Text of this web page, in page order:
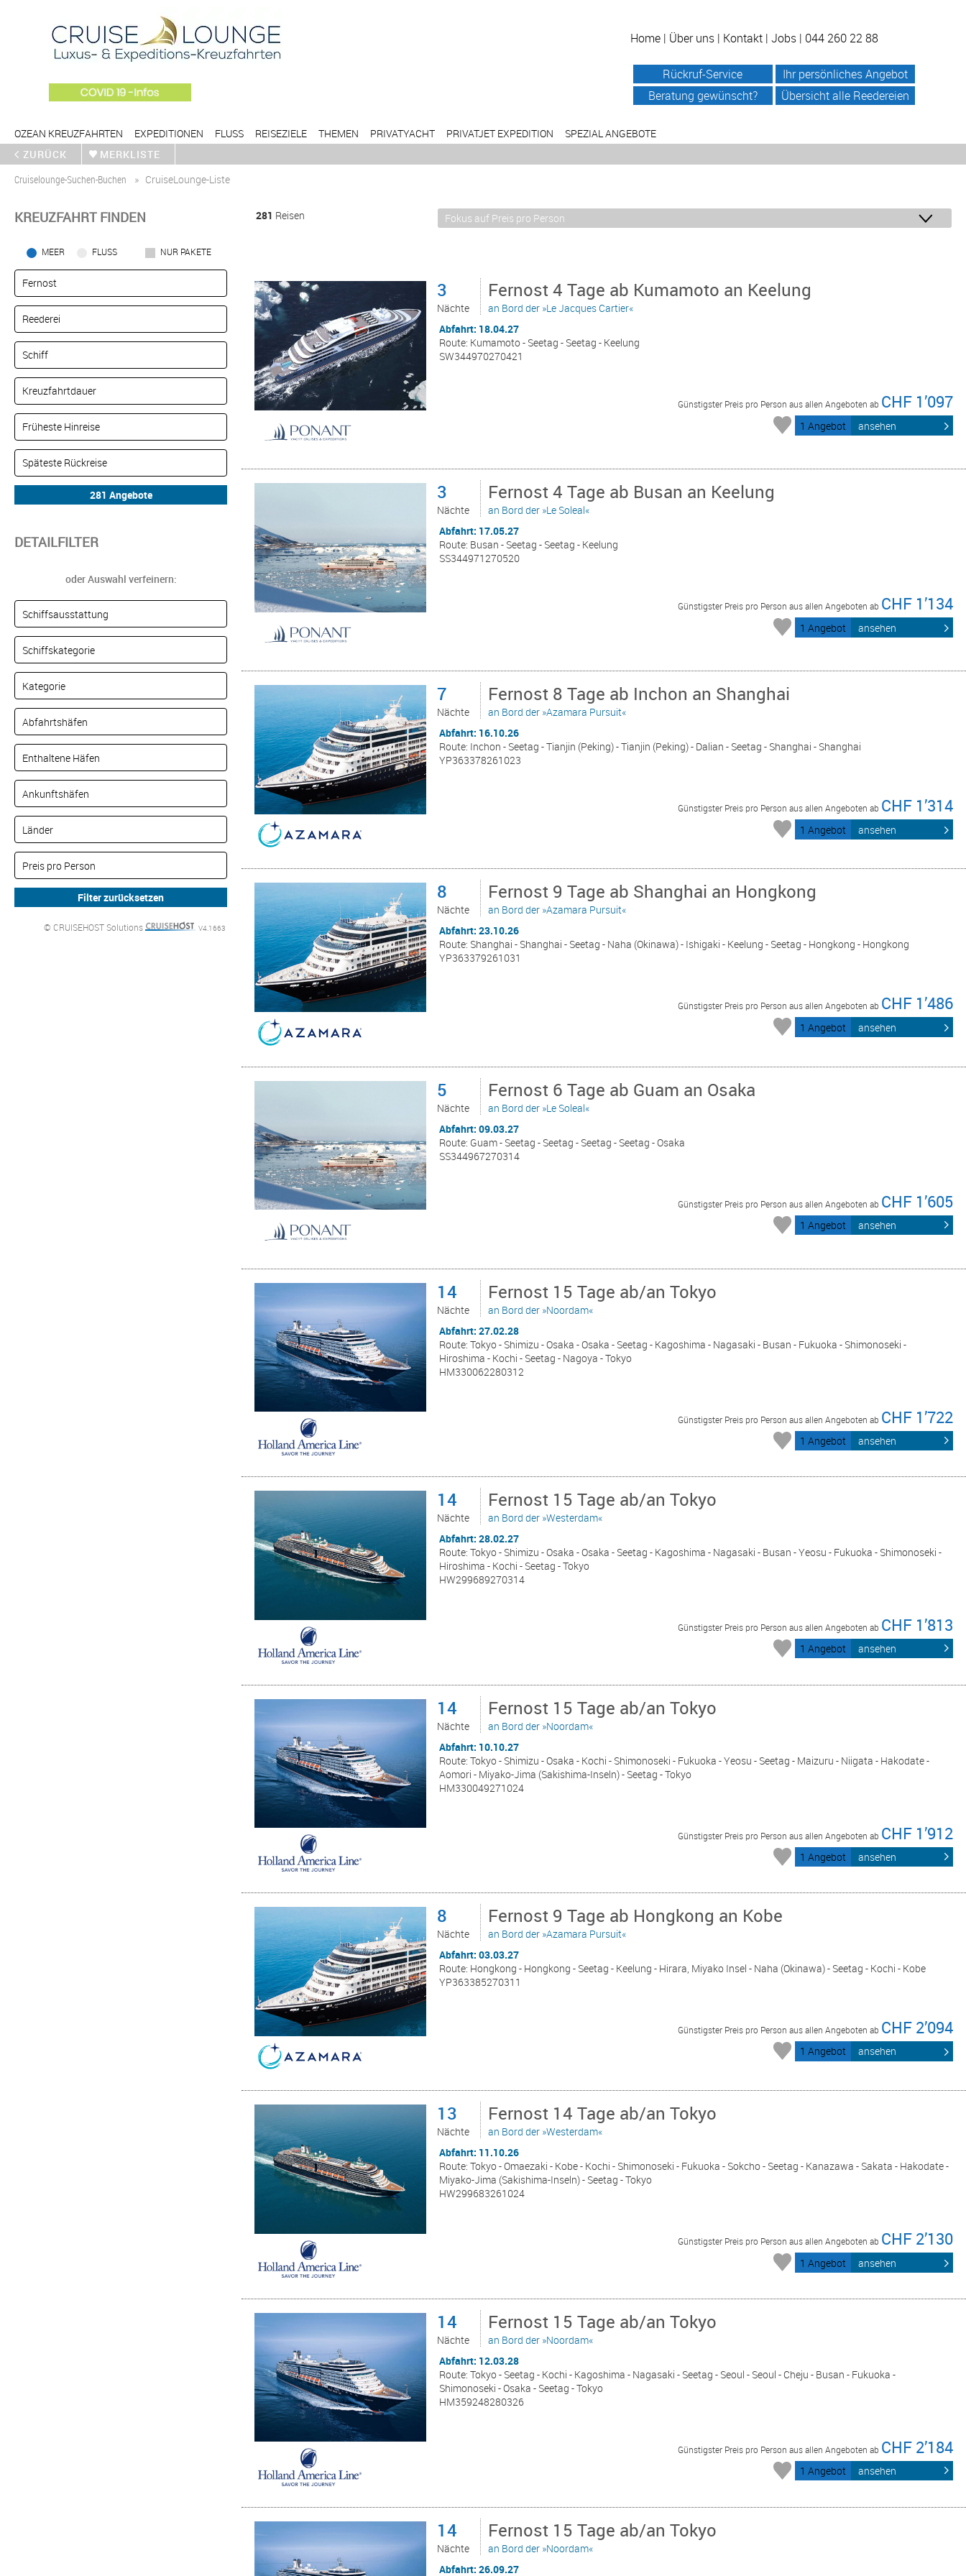
OZEAN KREUZFAHRTEN EXPEDITIONEN FLUSS REISEZIELE THEMEN PRIVATYACHT PRIVATJET EXPEDITION SPEZIAL ANGEBOTE
Home| Über uns| Kontakt| Jobs| 044 260 22 88
Rückruf-Service
Ihr persönliches Angebot
Beratung gewünscht?
Übersicht alle Reedereien
ZURÜCK
MERKLISTE
Cruiselounge-Suchen-Buchen
CruiseLounge-Liste
KREUZFAHRT FINDEN
MEER FLUSS NUR PAKETE
DETAILFILTER
oder Auswahl verfeinern:
© CRUISEHOST Solutions V4.1663
281 Reisen
3
Nächte
Fernost 4 Tage ab Kumamoto an Keelung
an Bord der »Le Jacques Cartier«
Abfahrt: 18.04.27
Route: Kumamoto - Seetag - Seetag - Keelung
SW344970270421
Günstigster Preis pro Person aus allen Angeboten ab CHF 1’097
1 Angebot ansehen
3
Nächte
Fernost 4 Tage ab Busan an Keelung
an Bord der »Le Soleal«
Abfahrt: 17.05.27
Route: Busan - Seetag - Seetag - Keelung
SS344971270520
Günstigster Preis pro Person aus allen Angeboten ab CHF 1’134
1 Angebot ansehen
7
Nächte
Fernost 8 Tage ab Inchon an Shanghai
an Bord der »Azamara Pursuit«
Abfahrt: 16.10.26
Route: Inchon - Seetag - Tianjin (Peking) - Tianjin (Peking) - Dalian - Seetag - Shanghai - Shanghai
YP363378261023
Günstigster Preis pro Person aus allen Angeboten ab CHF 1’314
1 Angebot ansehen
8
Nächte
Fernost 9 Tage ab Shanghai an Hongkong
an Bord der »Azamara Pursuit«
Abfahrt: 23.10.26
Route: Shanghai - Shanghai - Seetag - Naha (Okinawa) - Ishigaki - Keelung - Seetag - Hongkong - Hongkong
YP363379261031
Günstigster Preis pro Person aus allen Angeboten ab CHF 1’486
1 Angebot ansehen
5
Nächte
Fernost 6 Tage ab Guam an Osaka
an Bord der »Le Soleal«
Abfahrt: 09.03.27
Route: Guam - Seetag - Seetag - Seetag - Seetag - Osaka
SS344967270314
Günstigster Preis pro Person aus allen Angeboten ab CHF 1’605
1 Angebot ansehen
14
Nächte
Fernost 15 Tage ab/an Tokyo
an Bord der »Noordam«
Abfahrt: 27.02.28
Route: Tokyo - Shimizu - Osaka - Osaka - Seetag - Kagoshima - Nagasaki - Busan - Fukuoka - Shimonoseki -
Hiroshima - Kochi - Seetag - Nagoya - Tokyo
HM330062280312
Günstigster Preis pro Person aus allen Angeboten ab CHF 1’722
1 Angebot ansehen
14
Nächte
Fernost 15 Tage ab/an Tokyo
an Bord der »Westerdam«
Abfahrt: 28.02.27
Route: Tokyo - Shimizu - Osaka - Osaka - Seetag - Kagoshima - Nagasaki - Busan - Yeosu - Fukuoka - Shimonoseki -
Hiroshima - Kochi - Seetag - Tokyo
HW299689270314
Günstigster Preis pro Person aus allen Angeboten ab CHF 1’813
1 Angebot ansehen
14
Nächte
Fernost 15 Tage ab/an Tokyo
an Bord der »Noordam«
Abfahrt: 10.10.27
Route: Tokyo - Shimizu - Osaka - Kochi - Shimonoseki - Fukuoka - Yeosu - Seetag - Maizuru - Niigata - Hakodate -
Aomori - Miyako-Jima (Sakishima-Inseln) - Seetag - Tokyo
HM330049271024
Günstigster Preis pro Person aus allen Angeboten ab CHF 1’912
1 Angebot ansehen
8
Nächte
Fernost 9 Tage ab Hongkong an Kobe
an Bord der »Azamara Pursuit«
Abfahrt: 03.03.27
Route: Hongkong - Hongkong - Seetag - Keelung - Hirara, Miyako Insel - Naha (Okinawa) - Seetag - Kochi - Kobe
YP363385270311
Günstigster Preis pro Person aus allen Angeboten ab CHF 2’094
1 Angebot ansehen
13
Nächte
Fernost 14 Tage ab/an Tokyo
an Bord der »Westerdam«
Abfahrt: 11.10.26
Route: Tokyo - Omaezaki - Kobe - Kochi - Shimonoseki - Fukuoka - Sokcho - Seetag - Kanazawa - Sakata - Hakodate -
Miyako-Jima (Sakishima-Inseln) - Seetag - Tokyo
HW299683261024
Günstigster Preis pro Person aus allen Angeboten ab CHF 2’130
1 Angebot ansehen
14
Nächte
Fernost 15 Tage ab/an Tokyo
an Bord der »Noordam«
Abfahrt: 12.03.28
Route: Tokyo - Seetag - Kochi - Kagoshima - Nagasaki - Seetag - Seoul - Seoul - Cheju - Busan - Fukuoka -
Shimonoseki - Osaka - Seetag - Tokyo
HM359248280326
Günstigster Preis pro Person aus allen Angeboten ab CHF 2’184
1 Angebot ansehen
14
Nächte
Fernost 15 Tage ab/an Tokyo
an Bord der »Noordam«
Abfahrt: 26.09.27